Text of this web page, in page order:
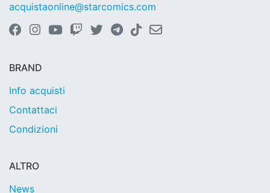
acquistaonline@starcomics.com
BRAND
Info acquisti
Contattaci
Condizioni
ALTRO
News